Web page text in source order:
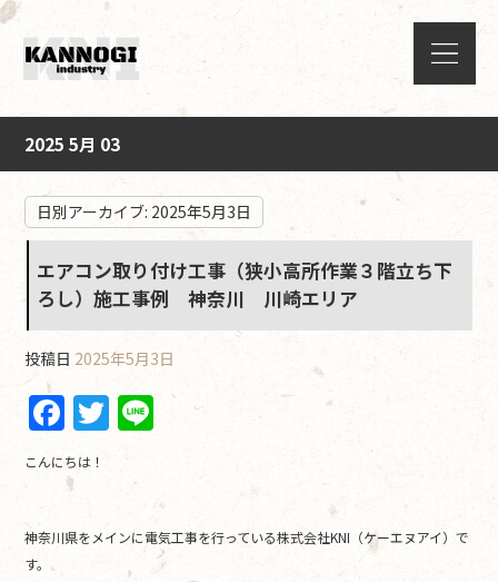
2025 5月 03
日別アーカイブ: 2025年5月3日
エアコン取り付け工事（狭小高所作業３階立ち下
ろし）施工事例 神奈川 川崎エリア
投稿日 2025年5月3日
F
a
c
e
b
T
w
itt
er
Li
こんにちは！
神奈川県をメインに電気工事を行っている株式会社KNI（ケーエヌアイ）で
す。